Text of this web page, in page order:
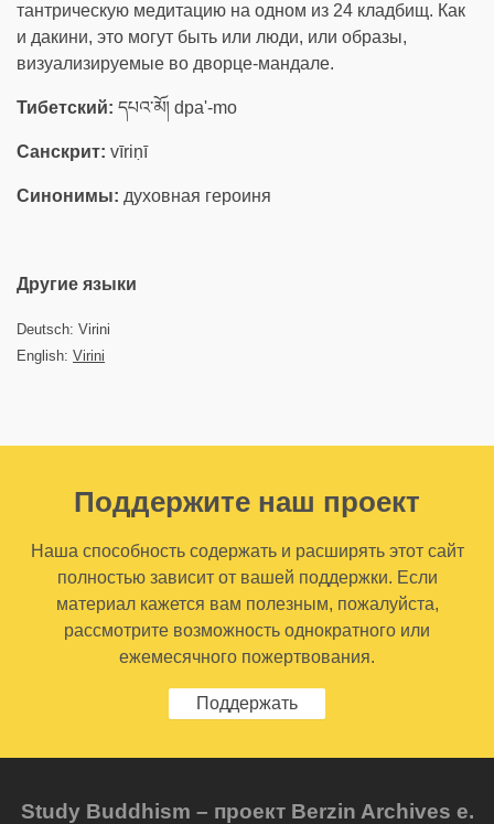
тантрическую медитацию на одном из 24 кладбищ. Как
и дакини, это могут быть или люди, или образы,
визуализируемые во дворце-мандале.
Тибетский: དཔའ་མོ། dpa'-mo
Санскрит: vīriṇī
Синонимы: духовная героиня
Другие языки
Deutsch: Virini
English: Virini
Поддержите наш проект
Наша способность содержать и расширять этот сайт
полностью зависит от вашей поддержки. Если
материал кажется вам полезным, пожалуйста,
рассмотрите возможность однократного или
ежемесячного пожертвования.
Поддержать
Study Buddhism – проект Berzin Archives e.